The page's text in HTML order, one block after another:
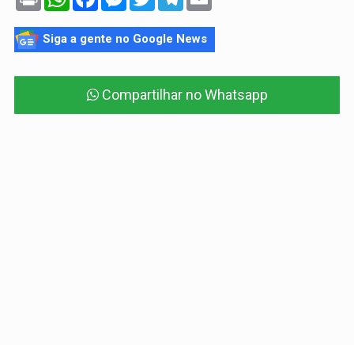
Siga a gente no Google News
Compartilhar no Whatsapp